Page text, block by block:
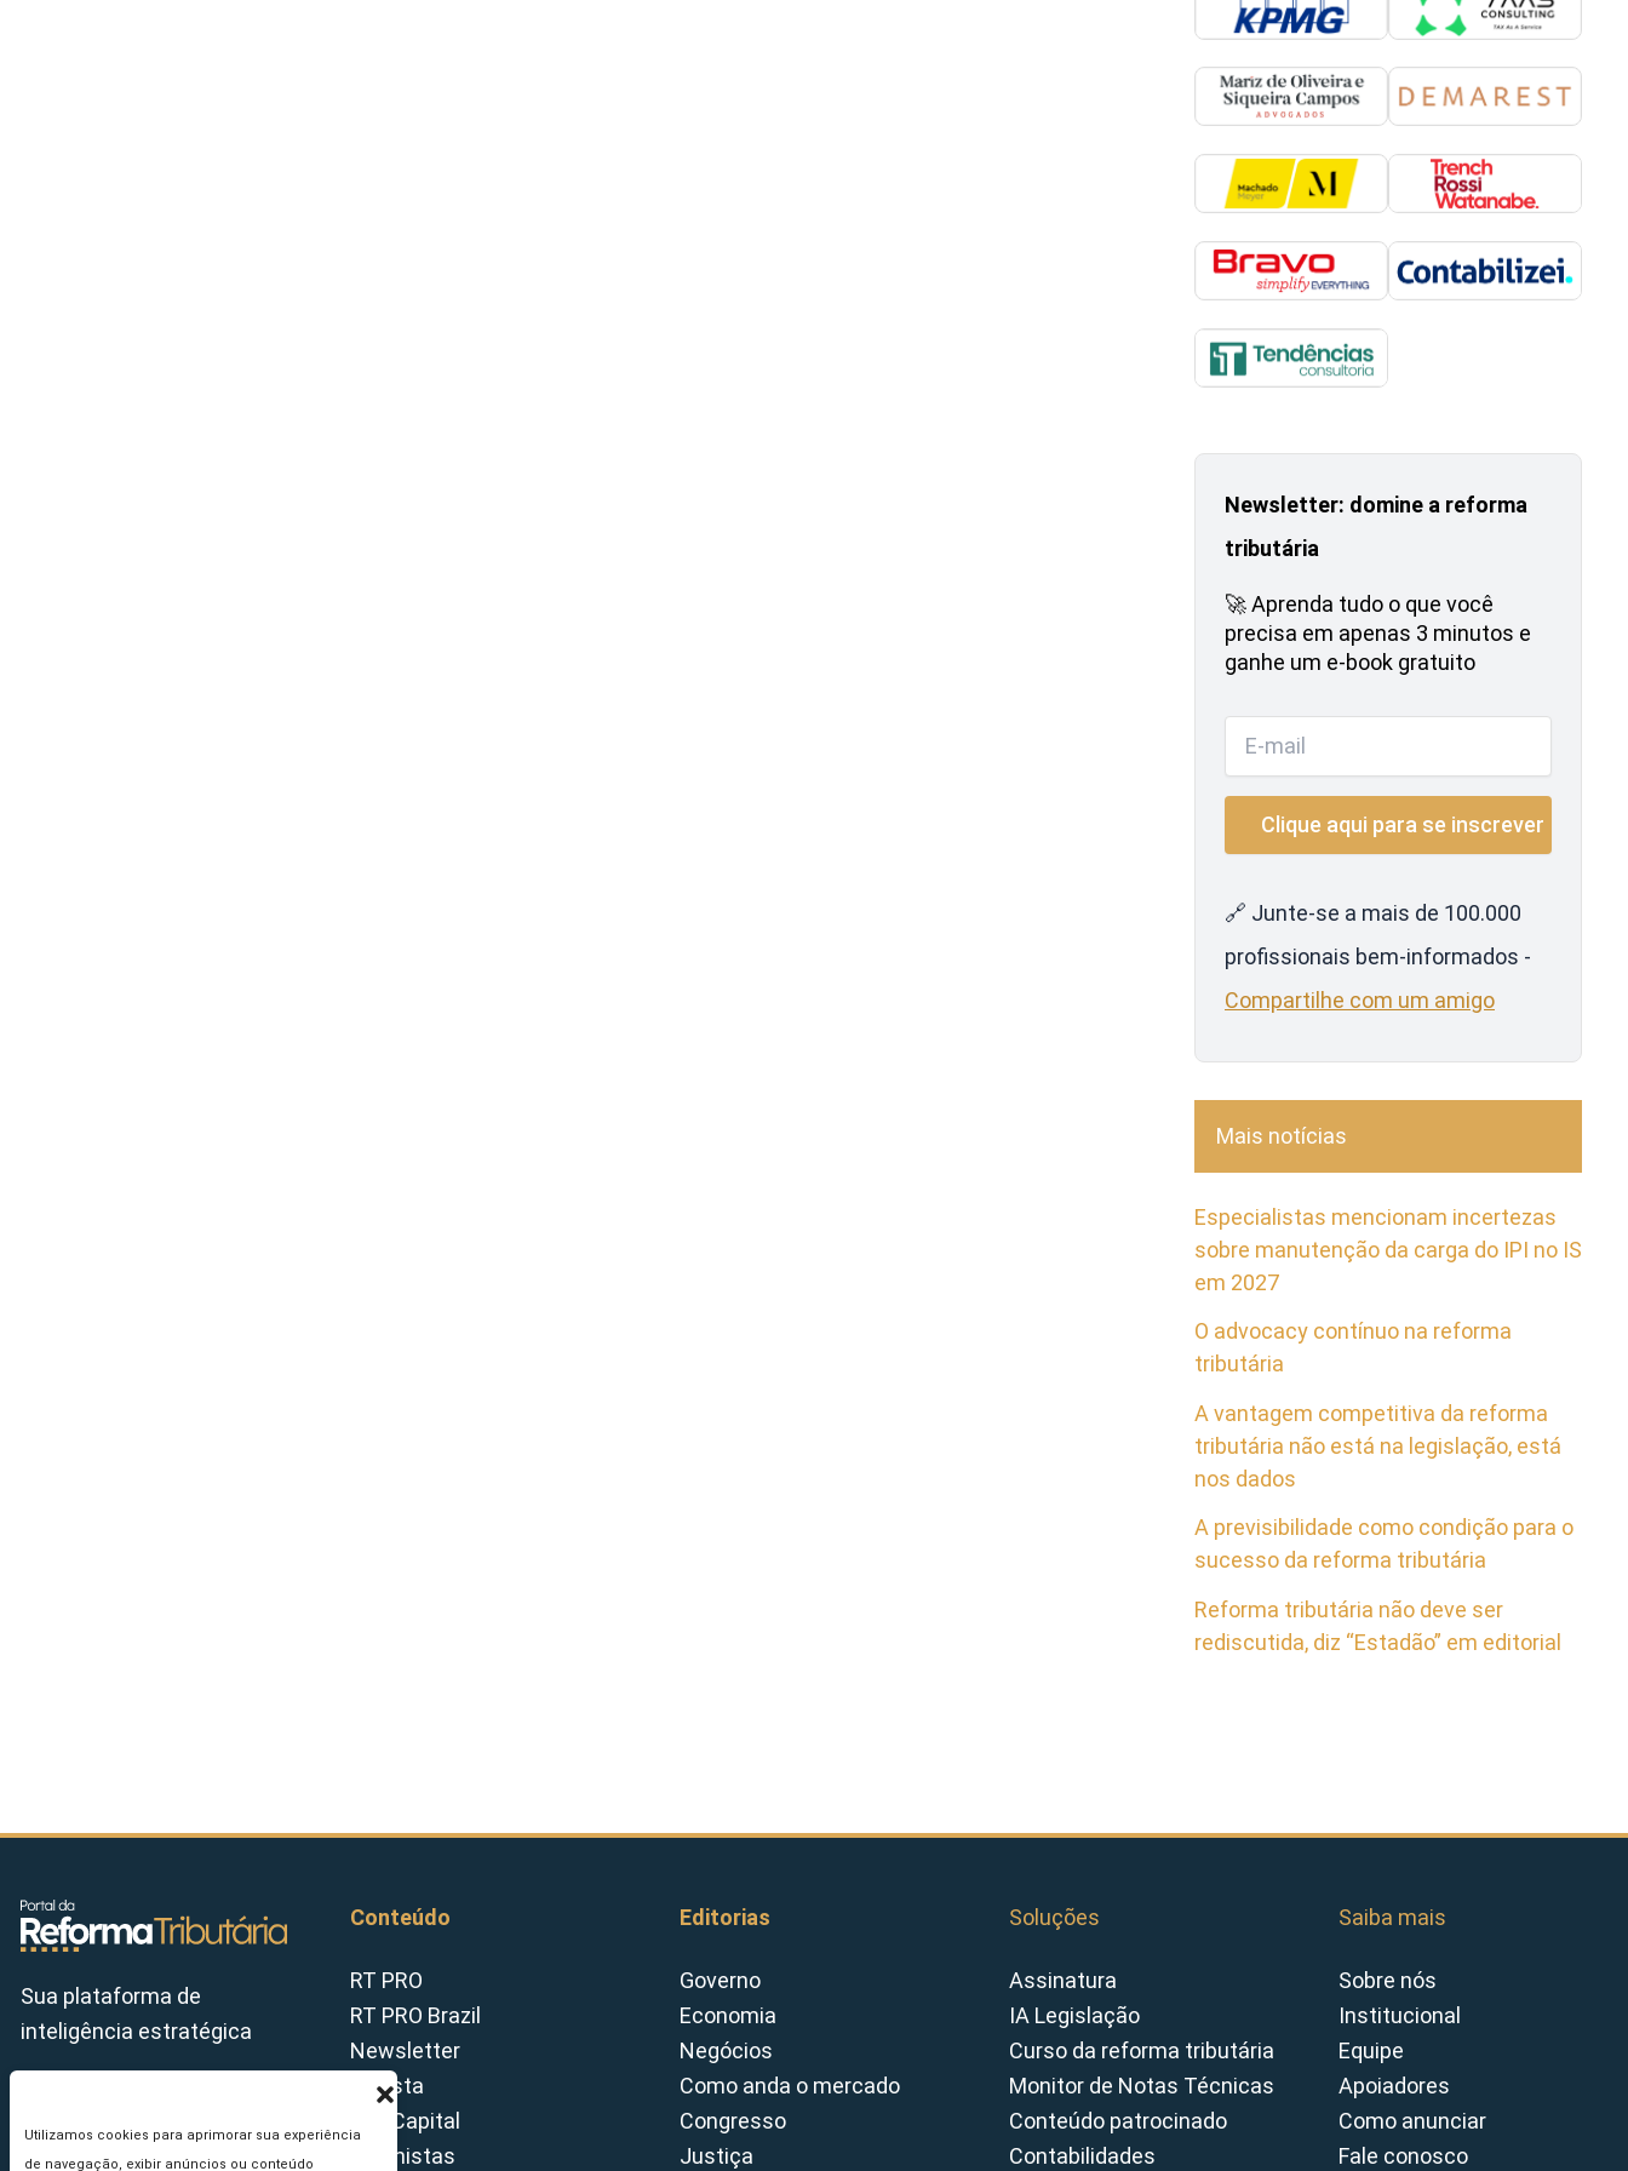
Utilizamos cookies para aprimorar sua experiência
de navegação, exibir anúncios ou conteúdo
Newsletter: domine a reforma
tributária
🚀 Aprenda tudo o que você
precisa em apenas 3 minutos e
ganhe um e-book gratuito
🔗 Junte-se a mais de 100.000
profissionais bem-informados -
Compartilhe com um amigo
Mais notícias
Especialistas mencionam incertezas
sobre manutenção da carga do IPI no IS
em 2027
O advocacy contínuo na reforma
tributária
A vantagem competitiva da reforma
tributária não está na legislação, está
nos dados
A previsibilidade como condição para o
sucesso da reforma tributária
Reforma tributária não deve ser
rediscutida, diz “Estadão” em editorial
Sua plataforma de
inteligência estratégica
Conteúdo
RT PRO
RT PRO Brazil
Newsletter
Revista
Tax Capital
Colunistas
Editorias
Governo
Economia
Negócios
Como anda o mercado
Congresso
Justiça
Soluções
Assinatura
IA Legislação
Curso da reforma tributária
Monitor de Notas Técnicas
Conteúdo patrocinado
Contabilidades
Saiba mais
Sobre nós
Institucional
Equipe
Apoiadores
Como anunciar
Fale conosco